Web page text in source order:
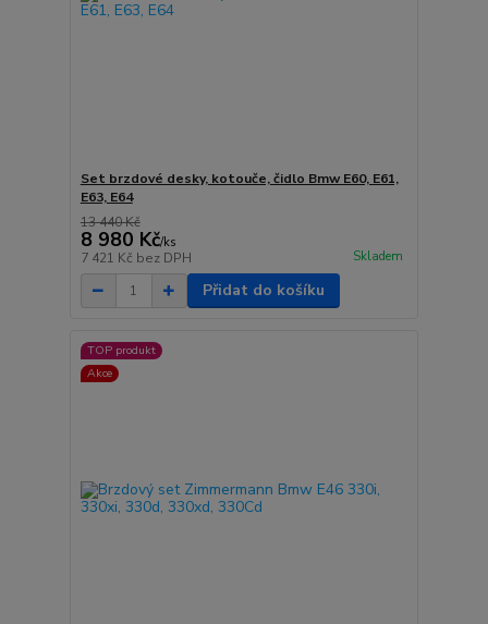
Set brzdové desky, kotouče, čidlo Bmw E60, E61,
E63, E64
13 440 Kč
8 980 Kč/ks
7 421 Kč bez DPH Skladem
Přidat do košíku
TOP produkt
Akce